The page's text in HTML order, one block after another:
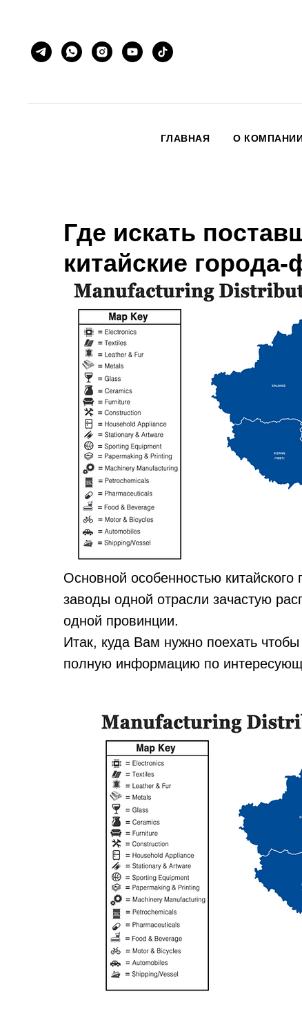
ГЛАВНАЯ О
Где искать
китайские
Основной особенностью
заводы одной отрасли зачастую
одной провинции.
Итак, куда Вам нужно поехать
полную информацию по